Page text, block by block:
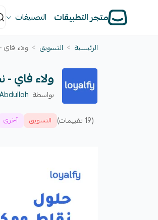
متجر التطبيقات التصنيفات
الرئيسية > التسويق > ولاء فاي
ولاء فاي -
بواسطة
(19 تقييمات) التسويق أخرى